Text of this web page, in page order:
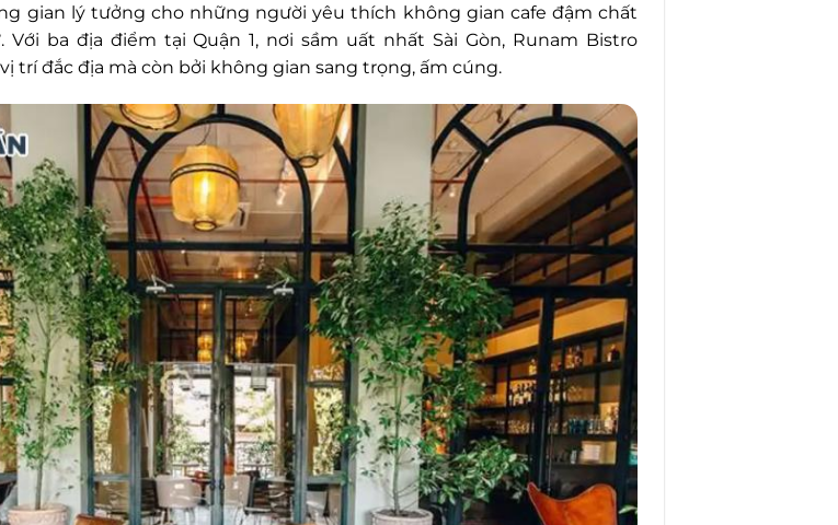
gian lý tưởng cho những người yêu thích không gian cafe đậm chất
ba địa điểm tại Quận 1, nơi sầm uất nhất Sài Gòn, Runam Bistro
trí đắc địa mà còn bởi không gian sang trọng, ấm cúng.